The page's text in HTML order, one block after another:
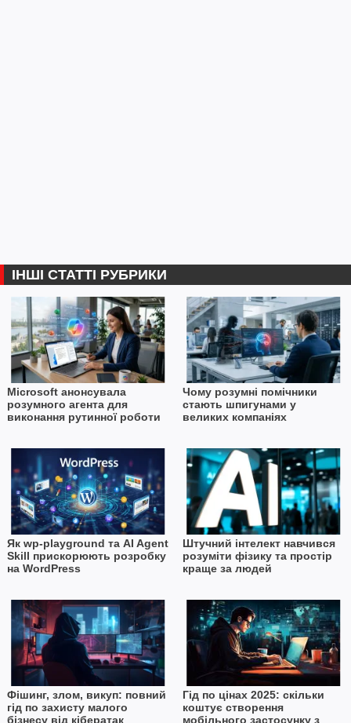
ІНШІ СТАТТІ РУБРИКИ
Microsoft анонсувала
розумного агента для
виконання рутинної роботи
Чому розумні помічники
стають шпигунами у
великих компаніях
Як wp-playground та AI Agent
Skill прискорюють розробку
на WordPress
Штучний інтелект навчився
розуміти фізику та простір
краще за людей
Фішинг, злом, викуп: повний
гід по захисту малого
бізнесу від кібератак
Гід по цінах 2025: скільки
коштує створення
мобільного застосунку з